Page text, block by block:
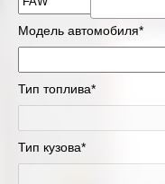
Вологда
Модель автомобиля*
Тип топлива*
Тип кузова*